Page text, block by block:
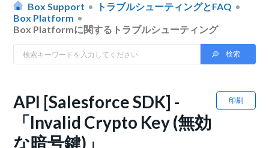
Box Support
トラブルシューティングとFAQ
Box Platform
Box Platformに関するトラブルシューティング
印刷
API [Salesforce SDK] -
「Invalid Crypto Key (無効
な暗号鍵)」